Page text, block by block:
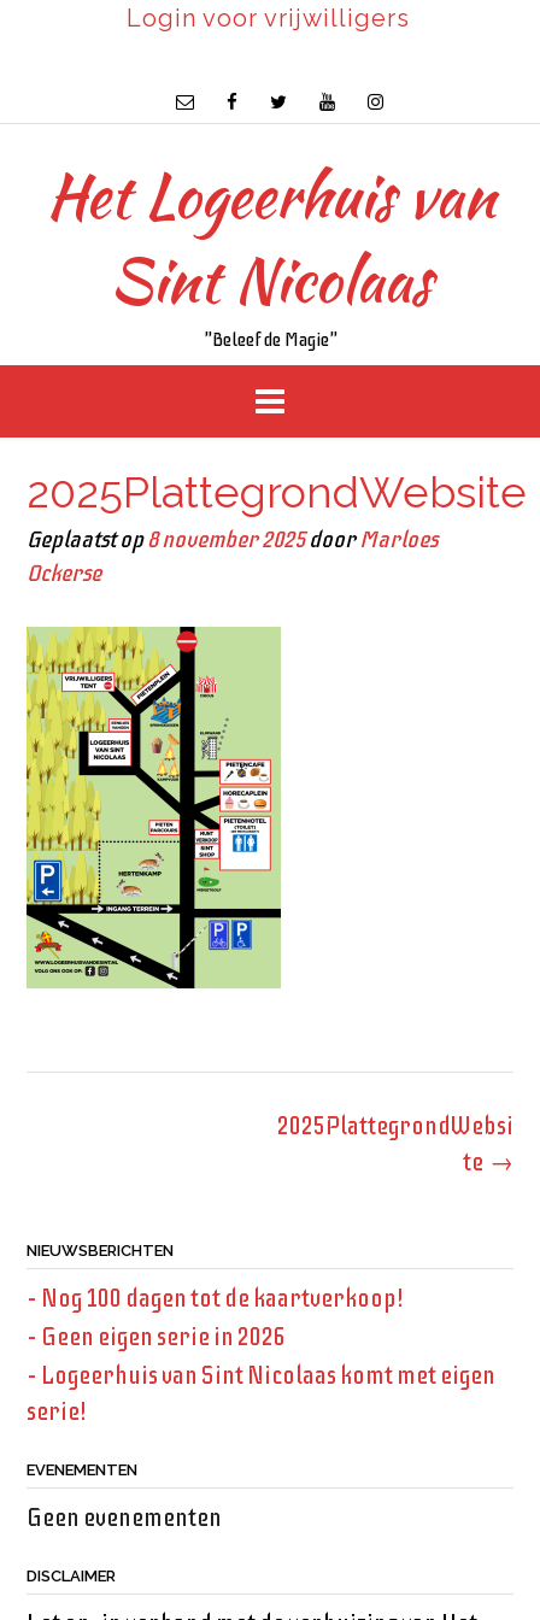
Login voor vrijwilligers
Het Logeerhuis van
Sint Nicolaas
"Beleef de Magie"
2025PlattegrondWebsite
Geplaatst op8 november 2025doorMarloes
Ockerse
2025PlattegrondWebsi
te →
NIEUWSBERICHTEN
– Nog 100 dagen tot de kaartverkoop!
– Geen eigen serie in 2026
– Logeerhuis van Sint Nicolaas komt met eigen
serie!
EVENEMENTEN
Geen evenementen
DISCLAIMER